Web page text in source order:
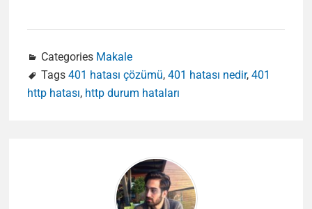
Categories Makale
Tags 401 hatası çözümü, 401 hatası nedir, 401
http hatası, http durum hataları